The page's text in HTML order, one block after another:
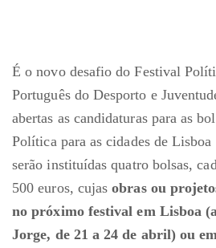
É o novo desafio do Festival
Português do Desporto e
abertas as candidaturas para as
Política para as cidades de Lisboa
serão instituídas quatro bolsas,
500 euros, cujasobras ou
no próximo festival em Lisboa
Jorge, de 21 a 24 de abril) ou